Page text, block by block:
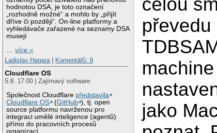
hodnotou DSA, je toto označení
„rozhodně možné“ a mohlo by „přijít
dříve či později“. On-line platformy a
vyhledávače zařazené na seznamy DSA
musejí
…více »
Ladislav Hagara| Komentářů: 9
Cloudflare OS
5.8. 17:00 | Zajímavý software
Společnost Cloudflare představila
Cloudflare OS
(GitHub ), tj. open
source platformu navrženou pro
integraci umělé inteligence (agentů)
přímo do pracovních procesů
organizací.
celou
převedu
jako